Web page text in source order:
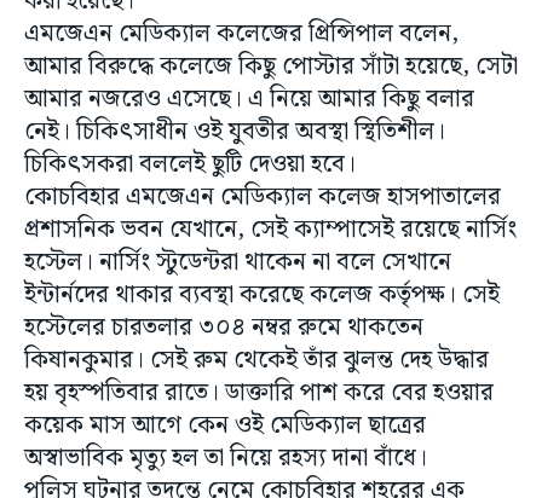
এমজেএন মেডিক্যাল কলেজের প্রিন্সিপাল বলেন,
আমার বিরুদ্ধে কলেজে কিছু পোস্টার সাঁটা হয়েছে, সেটা
আমার নজরেও এসেছে। এ নিয়ে আমার কিছু বলার
নেই। চিকিৎসাধীন ওই যুবতীর অবস্থা স্থিতিশীল।
চিকিৎসকরা বললেই ছুটি দেওয়া হবে।
কোচবিহার এমজেএন মেডিক্যাল কলেজ হাসপাতালের
প্রশাসনিক ভবন যেখানে, সেই ক্যাম্পাসেই রয়েছে নার্সিং
হস্টেল। নার্সিং স্টুডেন্টরা থাকেন না বলে সেখানে
ইন্টার্নদের থাকার ব্যবস্থা করেছে কলেজ কর্তৃপক্ষ। সেই
হস্টেলের চারতলার ৩০৪ নম্বর রুমে থাকতেন
কিষানকুমার। সেই রুম থেকেই তাঁর ঝুলন্ত দেহ উদ্ধার
হয় বৃহস্পতিবার রাতে। ডাক্তারি পাশ করে বের হওয়ার
কয়েক মাস আগে কেন ওই মেডিক্যাল ছাত্রের
অস্বাভাবিক মৃত্যু হল তা নিয়ে রহস্য দানা বাঁধে।